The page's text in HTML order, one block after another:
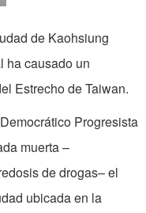
de Kaohsiung
ha causado un
Estrecho de Taiwan.
Progresista
muerta –
de drogas– el
ubicada en la